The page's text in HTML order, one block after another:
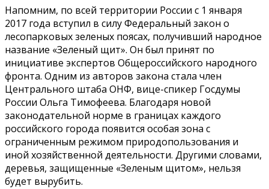
Напомним, по всей территории России с 1 января
2017 года вступил в силу Федеральный закон о
лесопарковых зеленых поясах, получивший народное
название «Зеленый щит». Он был принят по
инициативе экспертов Общероссийского народного
фронта. Одним из авторов закона стала член
Центрального штаба ОНФ, вице-спикер Госдумы
России Ольга Тимофеева. Благодаря новой
законодательной норме в границах каждого
российского города появится особая зона с
ограниченным режимом природопользования и
иной хозяйственной деятельности. Другими словами,
деревья, защищенные «Зеленым щитом», нельзя
будет вырубить.